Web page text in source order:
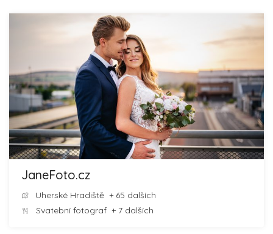
JaneFoto.cz
Uherské Hradiště + 65 dalších
Svatební fotograf + 7 dalších